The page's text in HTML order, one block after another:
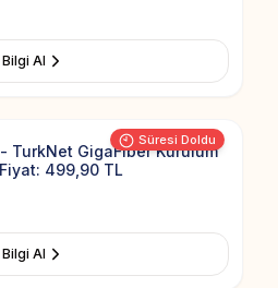
Bilgi Al
Süresi Doldu
Add to
TurkNet GigaFiber Kurulum
499,90 TL
Bilgi Al
Add to